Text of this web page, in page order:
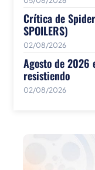
Crítica de
SPOILERS)
02/08/2026
Agosto de 2026
resistiendo
02/08/2026